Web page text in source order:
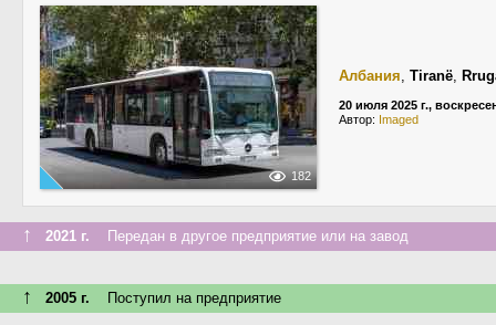
182
Албания, Tiranë,
20 июля 2025 г.,
Автор: Imaged
↑ 2021 г. Передан в другое предприятие или на завод
↑ 2005 г. Поступил на предприятие